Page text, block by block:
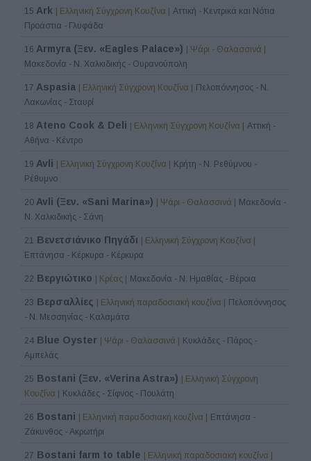
15 Ark | Ελληνική Σύγχρονη Κουζίνα | Αττική - Κεντρικά και Νότια
Προάστια - Γλυφάδα
16 Armyra (Ξεν. «Eagles Palace») | Ψάρι - Θαλασσινά |
Μακεδονία - Ν. Χαλκιδικής - Ουρανούπολη
17 Aspasia | Ελληνική Σύγχρονη Κουζίνα | Πελοπόννησος - Ν.
Λακωνίας - Σταυρί
18 Ateno Cook & Deli | Ελληνική Σύγχρονη Κουζίνα | Αττική -
Αθήνα - Κέντρο
19 Avli | Ελληνική Σύγχρονη Κουζίνα | Κρήτη - Ν. Ρεθύμνου -
Ρέθυμνο
20 Avli (Ξεν. «Sani Marina») | Ψάρι - Θαλασσινά | Μακεδονία -
Ν. Χαλκιδικής - Σάνη
21 Βενετσιάνικο Πηγάδι | Ελληνική Σύγχρονη Κουζίνα |
Επτάνησα - Κέρκυρα - Κέρκυρα
22 Βεργιώτικο | Κρέας | Μακεδονία - Ν. Ημαθίας - Βέροια
23 Βερσαλλίες | Ελληνική παραδοσιακή κουζίνα | Πελοπόννησος
- Ν. Μεσσηνίας - Καλαμάτα
24 Blue Oyster | Ψάρι - Θαλασσινά | Κυκλάδες - Πάρος -
Αμπελάς
25 Bostani (Ξεν. «Verina Astra») | Ελληνική Σύγχρονη
Κουζίνα | Κυκλάδες - Σίφνος - Πουλάτη
26 Bostani | Ελληνική παραδοσιακή κουζίνα | Επτάνησα -
Ζάκυνθος - Ακρωτήρι
27 Bostani farm to table | Ελληνική παραδοσιακή κουζίνα |